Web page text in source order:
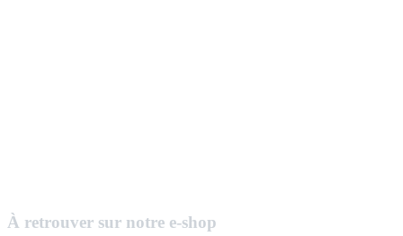
À retrouver sur notre e-shop